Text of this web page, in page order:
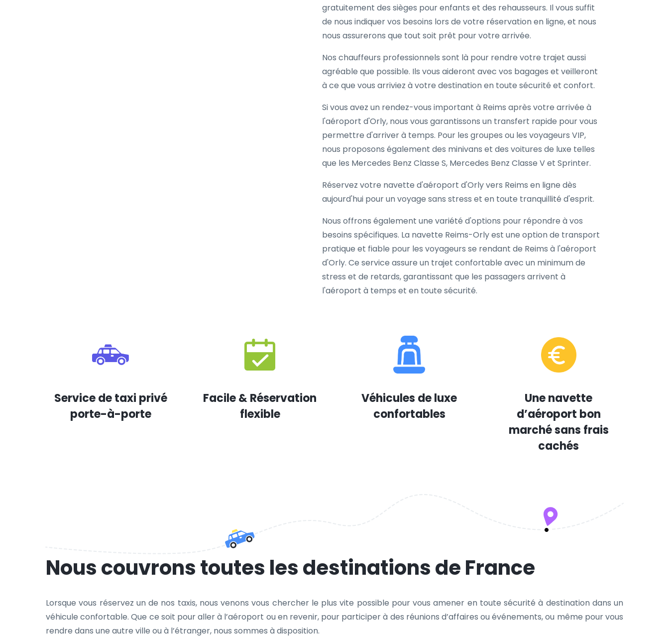
gratuitement des sièges pour enfants et des rehausseurs. Il vous suffit
de nous indiquer vos besoins lors de votre réservation en ligne, et nous
nous assurerons que tout soit prêt pour votre arrivée.
Nos chauffeurs professionnels sont là pour rendre votre trajet aussi
agréable que possible. Ils vous aideront avec vos bagages et veilleront
à ce que vous arriviez à votre destination en toute sécurité et confort.
Si vous avez un rendez-vous important à Reims après votre arrivée à
l'aéroport d'Orly, nous vous garantissons un transfert rapide pour vous
permettre d'arriver à temps. Pour les groupes ou les voyageurs VIP,
nous proposons également des minivans et des voitures de luxe telles
que les Mercedes Benz Classe S, Mercedes Benz Classe V et Sprinter.
Réservez votre navette d'aéroport d'Orly vers Reims en ligne dès
aujourd'hui pour un voyage sans stress et en toute tranquillité d'esprit.
Nous offrons également une variété d'options pour répondre à vos
besoins spécifiques. La navette Reims-Orly est une option de transport
pratique et fiable pour les voyageurs se rendant de Reims à l'aéroport
d'Orly. Ce service assure un trajet confortable avec un minimum de
stress et de retards, garantissant que les passagers arrivent à
l'aéroport à temps et en toute sécurité.
Service de taxi privé
porte-à-porte
Facile & Réservation
flexible
Véhicules de luxe
confortables
Une navette
d’aéroport bon
marché sans frais
cachés
Nous couvrons toutes les destinations de France
Lorsque vous réservez un de nos taxis, nous venons vous chercher le plus vite possible pour vous amener en toute sécurité à destination dans un
véhicule confortable. Que ce soit pour aller à l’aéroport ou en revenir, pour participer à des réunions d’affaires ou événements, ou même pour vous
rendre dans une autre ville ou à l’étranger, nous sommes à disposition.